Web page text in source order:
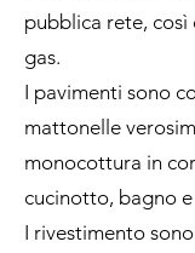
pubblica rete, così
gas.
I pavimenti sono
mattonelle
monocottura in
cucinotto, bagno
I rivestimento